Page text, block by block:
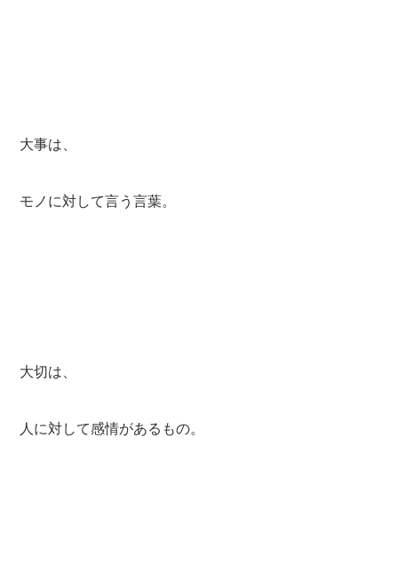
大事は、
モノに対して言う言葉。
大切は、
人に対して感情があるもの。